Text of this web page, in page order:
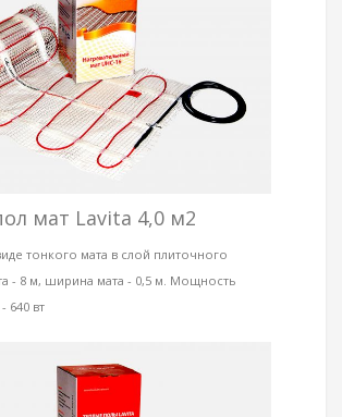
мат Lavita 4,0 м2
тонкого мата в слой плиточного
- 8 м, ширина мата - 0,5 м. Мощность
640 вт